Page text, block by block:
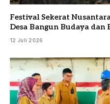
Festival Sekerat
Desa Bangun Budaya
12 Juli 2026